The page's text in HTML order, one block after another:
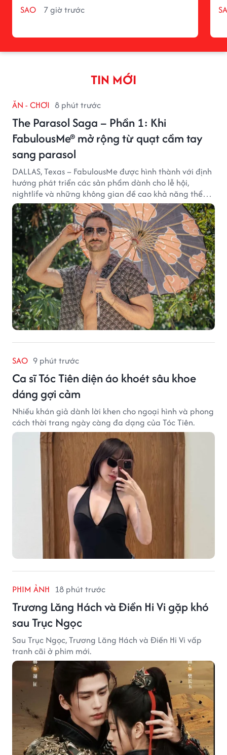
SAO 7 giờ trước
TIN MỚI
ĂN - CHƠI 8 phút trước
The Parasol Saga – Phần 1: Khi
FabulousMe® mở rộng từ quạt cầm tay
sang parasol
DALLAS, Texas – FabulousMe được hình thành với định
hướng phát triển các sản phẩm dành cho lễ hội,
nightlife và những không gian đề cao khả năng thể
hiện bản thân. Trong quá trình xây dựng thương hiệu,
quạt cầm tay trở thành dòng sản phẩm tạo được
thành công ban đầu, giúp FabulousMe từng bước mở
rộng mức độ hiện diện trên thị trường.
SAO 9 phút trước
Ca sĩ Tóc Tiên diện áo khoét sâu khoe
dáng gợi cảm
Nhiều khán giả dành lời khen cho ngoại hình và phong
cách thời trang ngày càng đa dạng của Tóc Tiên.
PHIM ẢNH 18 phút trước
Trương Lăng Hách và Điền Hi Vi gặp khó
sau Trục Ngọc
Sau Trục Ngọc, Trương Lăng Hách và Điền Hi Vi vấp
tranh cãi ở phim mới.